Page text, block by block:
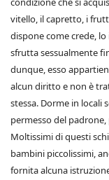
vitello, il capretto, i
dispone come crede,
sfrutta sessualmente
dunque, esso
alcun diritto e non è
stessa. Dorme in locali
permesso del
Moltissimi di questi
bambini piccolissimi,
fornita alcuna